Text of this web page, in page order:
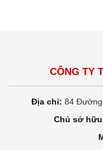
CÔNG TY
Địa chỉ: 84 Đường
Chủ sở